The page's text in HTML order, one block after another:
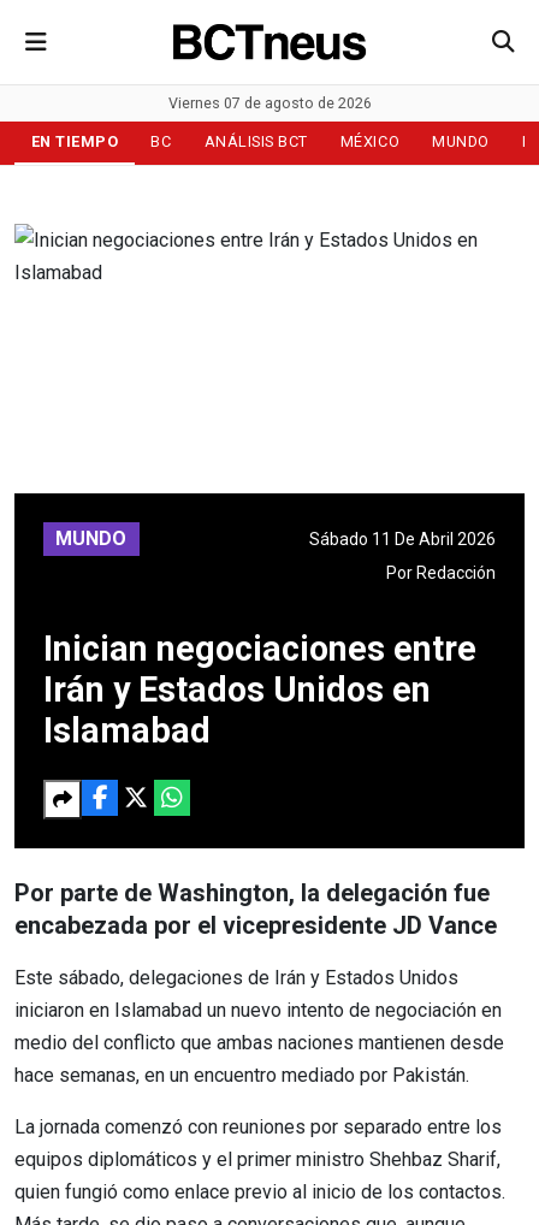
Viernes 07 de agosto de 2026
EN TIEMPO BC ANÁLISIS BCT MÉXICO MUNDO
MUNDO
Sábado 11 De Abril 2026
Por Redacción
Inician negociaciones entre
Irán y Estados Unidos en
Islamabad
Por parte de Washington, la delegación fue
encabezada por el vicepresidente JD Vance
Este sábado, delegaciones de Irán y Estados Unidos
iniciaron en Islamabad un nuevo intento de negociación en
medio del conflicto que ambas naciones mantienen desde
hace semanas, en un encuentro mediado por Pakistán.
La jornada comenzó con reuniones por separado entre los
equipos diplomáticos y el primer ministro Shehbaz Sharif,
quien fungió como enlace previo al inicio de los contactos.